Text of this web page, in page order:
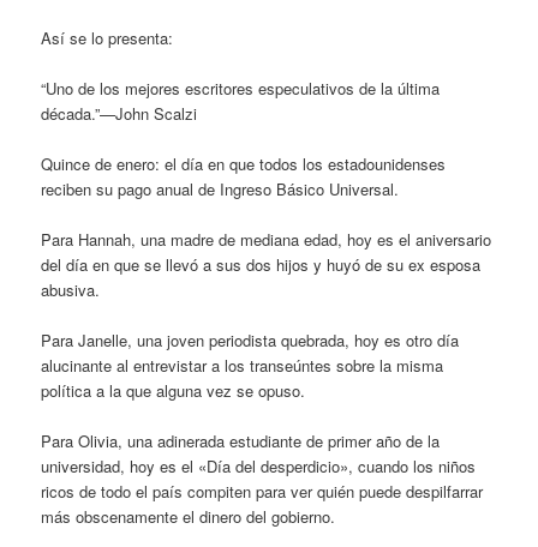
Así se lo presenta:
“Uno de los mejores escritores especulativos de la última
década.”—John Scalzi
Quince de enero: el día en que todos los estadounidenses
reciben su pago anual de Ingreso Básico Universal.
Para Hannah, una madre de mediana edad, hoy es el aniversario
del día en que se llevó a sus dos hijos y huyó de su ex esposa
abusiva.
Para Janelle, una joven periodista quebrada, hoy es otro día
alucinante al entrevistar a los transeúntes sobre la misma
política a la que alguna vez se opuso.
Para Olivia, una adinerada estudiante de primer año de la
universidad, hoy es el «Día del desperdicio», cuando los niños
ricos de todo el país compiten para ver quién puede despilfarrar
más obscenamente el dinero del gobierno.